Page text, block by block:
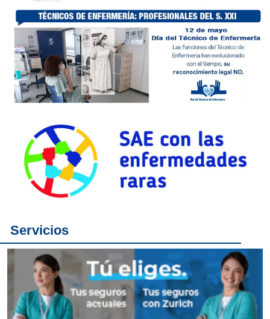
Servicios